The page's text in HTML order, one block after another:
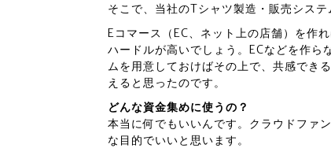
そこで、当社のTシャツ製造・販売システ
Eコマース（EC、ネット上の店舗）を作
ハードルが高いでしょう。ECなどを作
ムを用意しておけばその上で、共感でき
えると思ったのです。
どんな資金集めに使うの？
本当に何でもいいんです。クラウドファ
な目的でいいと思います。